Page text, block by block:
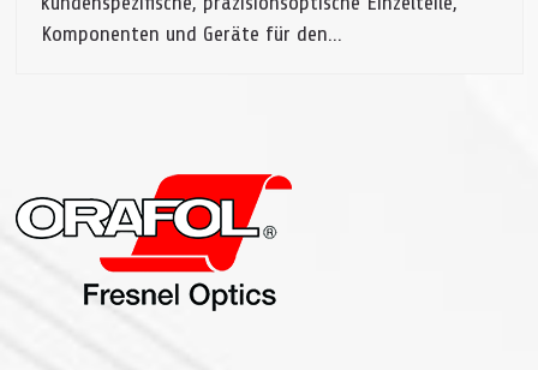
Komponenten und Geräte für den…